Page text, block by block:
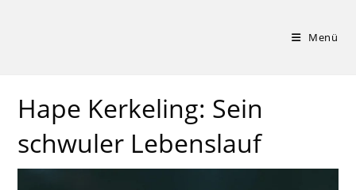
Menü
Hape Kerkeling: Sein
schwuler Lebenslauf